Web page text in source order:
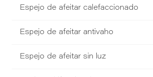
Espejo de afeitar calefaccionado
Espejo de afeitar antivaho
Espejo de afeitar sin luz